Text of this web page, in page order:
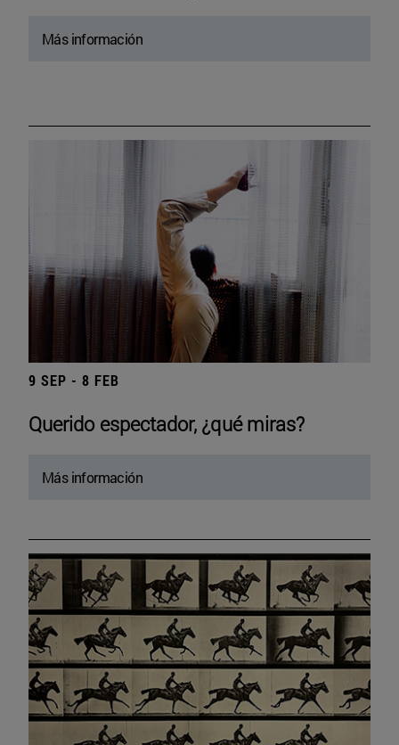
Más información
9 SEP - 8 FEB
Querido espectador, ¿qué miras?
Más información